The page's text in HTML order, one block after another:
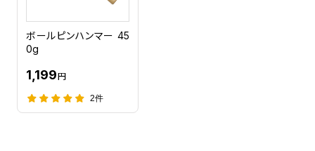
ボールピンハンマー 45
0g
1,199円
2件